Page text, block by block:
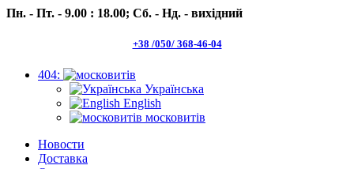
Пн. - Пт. - 9.00 : 18.00; Сб. - Нд. - вихідний
+38 /050/ 368-46-04
404:
Українська
English
московитів
Новости
Доставка